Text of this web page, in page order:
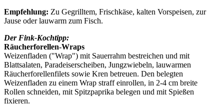
Empfehlung: Zu Gegrilltem, Frischkäse, kalten Vorspeisen, zur
Jause oder lauwarm zum Fisch.
Der Fink-Kochtipp:
Räucherforellen-Wraps
Weizenfladen ("Wrap") mit Sauerrahm bestreichen und mit
Blattsalaten, Paradeiserscheiben, Jungzwiebeln, lauwarmen
Räucherforellenfilets sowie Kren betreuen. Den belegten
Weizenfladen zu einem Wrap straff einrollen, in 2-4 cm breite
Rollen schneiden, mit Spitzpaprika belegen und mit Spießen
fixieren.